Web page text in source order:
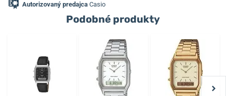
Autorizovaný predajca Casio
Podobné produkty